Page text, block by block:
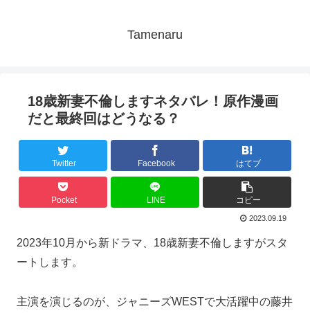
Tamenaru
18歳新妻不倫しますネタバレ！原作漫画
だと最終回はどうなる？
Twitter Facebook はてブ
Pocket LINE コピー
2023.09.19
2023年10月から新ドラマ、18歳新妻不倫しますがスタ
ートします。
主演を演じるのが、ジャニーズWESTで大活躍中の藤井